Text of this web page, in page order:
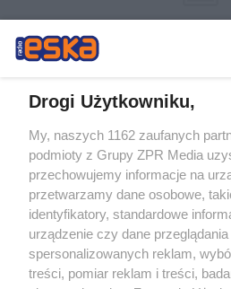
Żaden utwór zamieszczony w serwisie nie
rozpowszechniany lub dalej
tym także elektroniczny lub
eksploatacji w jakiejkolwiek formie,
Internecie bez pisemnej zgody
wykorzystanie utworów w całości lub w
tzn. bez właściwej zgody, jest zabronione
ścigane prawnie.
Drogi Użytkowniku,
My, naszych 1162 zaufanych
podmioty z Grupy ZPR Media
przechowujemy informacje na
przetwarzamy dane osobowe,
identyfikatory, standardowe
urządzenie czy dane
spersonalizowanych reklam,
treści, pomiar reklam i treści,